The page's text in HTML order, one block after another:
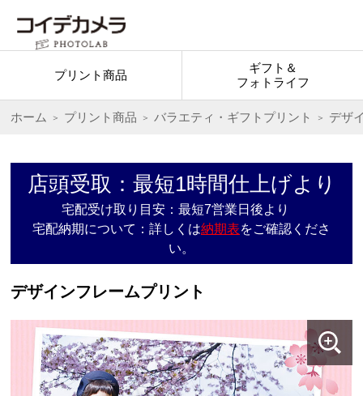
プリント商品
ギフト＆
フォトライフ
ホーム プリント商品 バラエティ・ギフトプリント デザ
店頭受取：最短1時間仕上げより
宅配受け取り目安：最短7営業日後より
宅配納期について：詳しくは納期表をご確認くださ
い。
デザインフレームプリント